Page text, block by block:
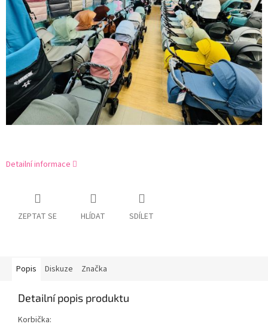
Detailní informace
ZEPTAT SE HLÍDAT SDÍLET
Popis Diskuze Značka
Detailní popis produktu
Korbička: